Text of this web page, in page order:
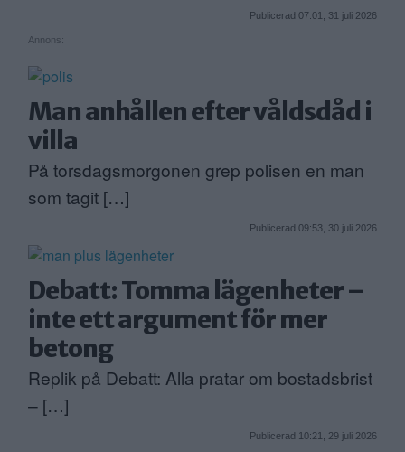
Publicerad 07:01, 31 juli 2026
Annons:
Man anhållen efter våldsdåd i
villa
På torsdagsmorgonen grep polisen en man
som tagit […]
Publicerad 09:53, 30 juli 2026
Debatt: Tomma lägenheter –
inte ett argument för mer
betong
Replik på Debatt: Alla pratar om bostadsbrist
– […]
Publicerad 10:21, 29 juli 2026